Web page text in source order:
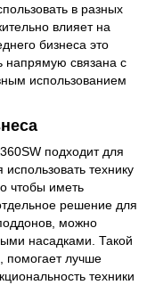
в разных
влияет на
бизнеса это
напрямую связана с
использованием
подходит для
технику
чтобы иметь
решение для
можно
насадками. Такой
помогает лучше
техники